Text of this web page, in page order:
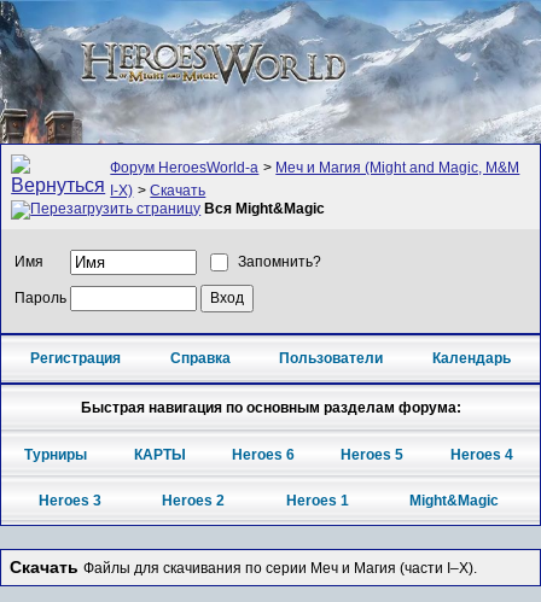
Форум HeroesWorld-а > Меч и Магия (Might and Magic, M&M
I-X) >Скачать
Вся Might&Magic
Имя Запомнить?
Пароль
Регистрация Справка Пользователи Календарь
Быстрая навигация по основным разделам форума:
Турниры КАРТЫ Heroes 6 Heroes 5 Heroes 4
Heroes 3 Heroes 2 Heroes 1 Might&Magic
Скачать Файлы для скачивания по серии Меч и Магия (части I–X).